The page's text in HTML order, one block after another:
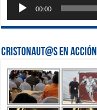
00:00
Cristonaut@s en Acción